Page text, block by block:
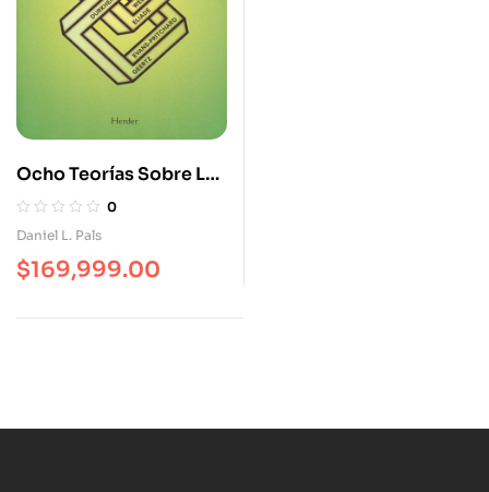
Ocho Teorías Sobre La
Religión (2ª Ed)
0
Daniel L. Pals
$169,999.00